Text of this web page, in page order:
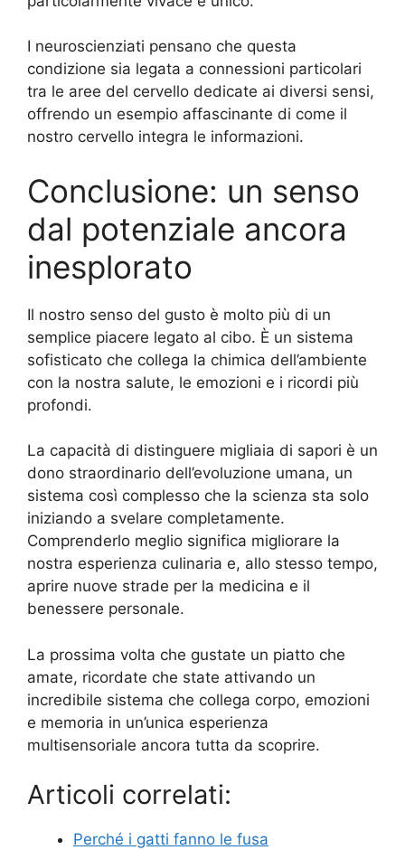
I neuroscienziati pensano che questa
condizione sia legata a connessioni particolari
tra le aree del cervello dedicate ai diversi sensi,
offrendo un esempio affascinante di come il
nostro cervello integra le informazioni.
Conclusione: un senso
dal potenziale ancora
inesplorato
Il nostro senso del gusto è molto più di un
semplice piacere legato al cibo. È un sistema
sofisticato che collega la chimica dell’ambiente
con la nostra salute, le emozioni e i ricordi più
profondi.
La capacità di distinguere migliaia di sapori è un
dono straordinario dell’evoluzione umana, un
sistema così complesso che la scienza sta solo
iniziando a svelare completamente.
Comprenderlo meglio significa migliorare la
nostra esperienza culinaria e, allo stesso tempo,
aprire nuove strade per la medicina e il
benessere personale.
La prossima volta che gustate un piatto che
amate, ricordate che state attivando un
incredibile sistema che collega corpo, emozioni
e memoria in un’unica esperienza
multisensoriale ancora tutta da scoprire.
Articoli correlati:
Perché i gatti fanno le fusa